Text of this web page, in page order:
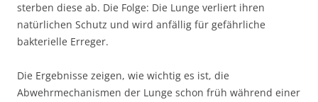
sterben diese ab. Die Folge: Die Lunge verliert ihren
natürlichen Schutz und wird anfällig für gefährliche
bakterielle Erreger.
Die Ergebnisse zeigen, wie wichtig es ist, die
Abwehrmechanismen der Lunge schon früh während einer